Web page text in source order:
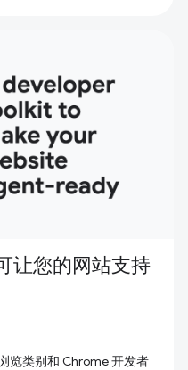
让您的网站支持
览类别和 Chrome 开发者